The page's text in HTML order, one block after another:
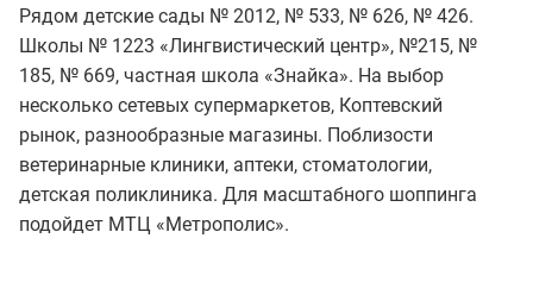
Рядом детские сады № 2012, № 533, № 626, № 426.
Школы № 1223 «Лингвистический центр», №215, №
185, № 669, частная школа «Знайка». На выбор
несколько сетевых супермаркетов, Коптевский
рынок, разнообразные магазины. Поблизости
ветеринарные клиники, аптеки, стоматологии,
детская поликлиника. Для масштабного шоппинга
подойдет МТЦ «Метрополис».